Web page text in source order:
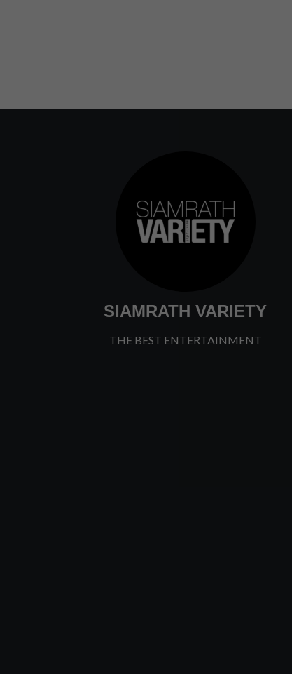
SIAMRATH VARIETY
THE BEST ENTERTAINMENT